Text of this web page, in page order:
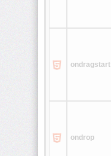
ondragstart
ondrop